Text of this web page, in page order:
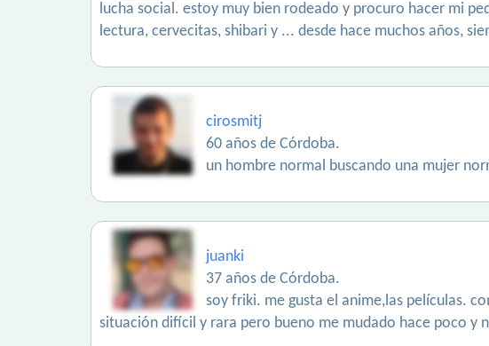
lucha social. estoy muy bien rodeado y procuro hacer mi
lectura, cervecitas, shibari y ... desde hace muchos años,
cirosmitj
60 años de Córdoba.
un hombre normal buscando una mujer
juanki
37 años de Córdoba.
soy friki. me gusta el anime,las películas.
situación difícil y rara pero bueno me mudado hace poco y